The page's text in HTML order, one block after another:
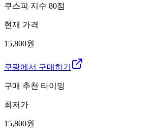
쿠스피 지수 80점
현재 가격
15,800원
쿠팡에서 구매하기
구매 추천 타이밍
최저가
15,800원